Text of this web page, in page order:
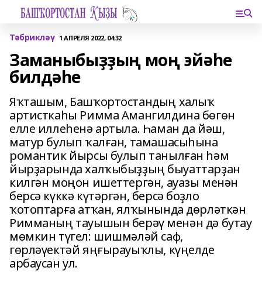
Тәбрикләү 1 АПРЕЛЯ 2022, 04:32
Заманыбыҙҙың моң эйәһе
билдәһе
Яҡташым, Башҡортостандың халыҡ
артисткаһы Римма Амангилдина бөгөн
елле иллеһенә артыла. Һаман да йәш,
матур булып ҡалған, тамашасыһына
романтик йырсы булып танылған һәм
йырҙарында халҡыбыҙҙың быуаттарҙан
килгән моңон ишеттергән, ауазы менән
берсә күккә күтәргән, берсә боҙло
ҡотоптарға атҡан, ялҡынында дөрләткән
Римманың тауышын берәү менән дә бутау
мөмкин түгел: шишмәләй саф,
гөрләүектәй яңғырауыҡлы, күңелде
арбаусан ул.